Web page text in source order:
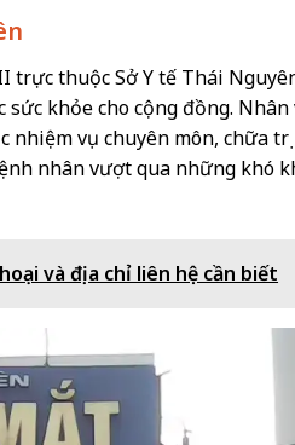
trực thuộc Sở Y tế Thái
sức khỏe cho cộng đồng.
vụ chuyên môn, chữa trị
nhân vượt qua những khó
và địa chỉ liên hệ cần biết